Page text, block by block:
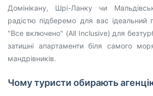
Домінікану, Шрі-Ланку чи
радістю підберемо для вас ідеальний
"Все включено" (All Inclusive) для
затишні апартаменти біля самого
мандрівників.
Чому туристи обирають